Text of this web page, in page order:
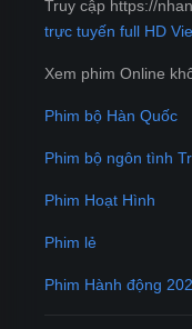
Truy cập https://
trực tuyến full HD
Xem phim Online
Phim bộ Hàn Quốc
Phim bộ ngôn tình
Phim Hoạt Hình
Phim lẻ
Phim Hành động